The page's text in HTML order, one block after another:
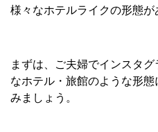
様々なホテルライクの形態が
まずは、ご夫婦でインスタ
なホテル・旅館のような形
みましょう。